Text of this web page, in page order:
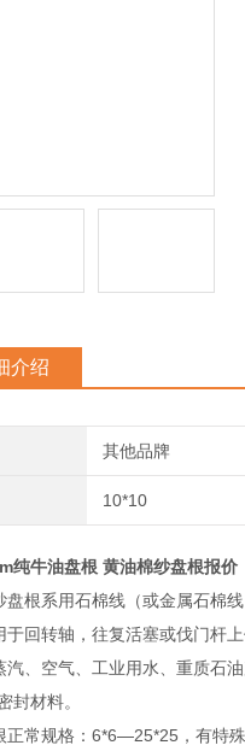
介绍
其他品牌
10*10
纯牛油盘根 黄油棉纱盘根报价
盘根系用石棉线（或金属石棉
于回转轴，往复活塞或伐门杆上
汽、空气、工业用水、重质石
封材料。
正常规格：6*6—25*25，有特殊